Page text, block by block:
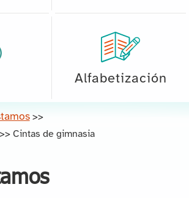
Alfabetización
>>
>> Cintas de gimnasia